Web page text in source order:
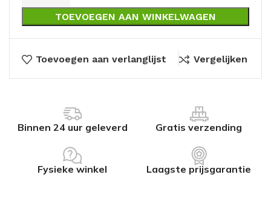
TOEVOEGEN AAN WINKELWAGEN
Toevoegen aan verlanglijst Vergelijken
Binnen 24 uur geleverd Gratis verzending
Fysieke winkel Laagste prijsgarantie